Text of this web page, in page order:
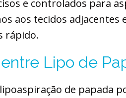
e controlados para
aos tecidos
rápido.
Lipo de
de papada